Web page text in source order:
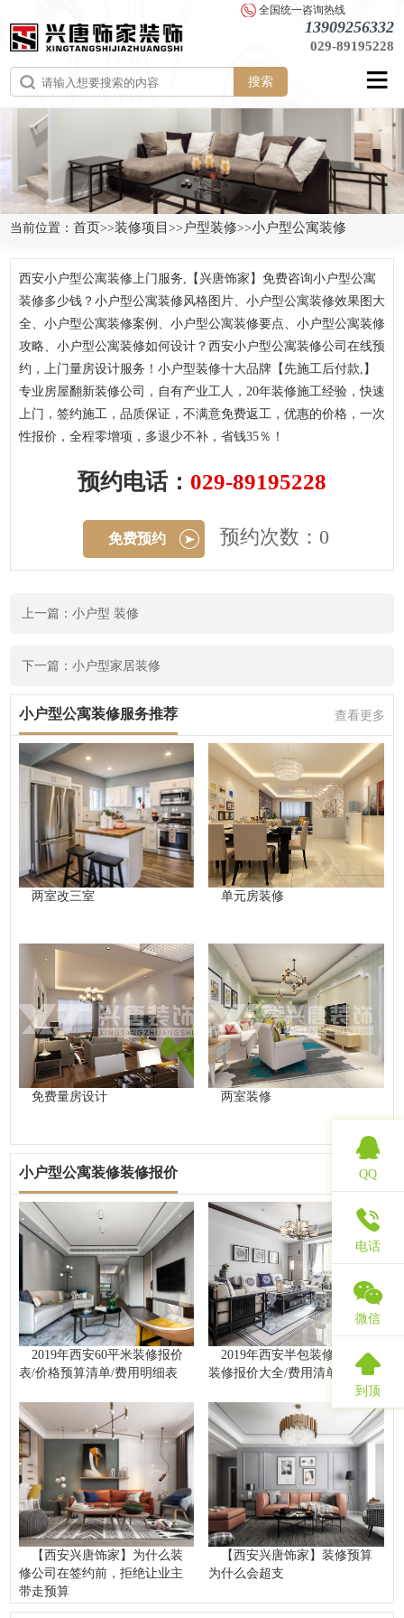
全国统一咨询热线
13909256332
029-89195228
搜索
当前位置：首页>>装修项目>> 户型装修>>小户型公寓装修
西安小户型公寓装修上门服务,【兴唐饰家】免费咨询小户型公寓
装修多少钱？小户型公寓装修风格图片、小户型公寓装修效果图大
全、小户型公寓装修案例、小户型公寓装修要点、小户型公寓装修
攻略、小户型公寓装修如何设计？西安小户型公寓装修公司在线预
约，上门量房设计服务！小户型装修十大品牌【先施工后付款,】
专业房屋翻新装修公司，自有产业工人，20年装修施工经验，快速
上门，签约施工，品质保证，不满意免费返工，优惠的价格，一次
性报价，全程零增项，多退少不补，省钱35％！
预约电话： 029-89195228
免费预约 预约次数：0
上一篇：小户型 装修
下一篇：小户型家居装修
小户型公寓装修服务推荐 查看更多
两室改三室 单元房装修
免费量房设计 两室装修
小户型公寓装修装修报价 查看更多
2019年西安60平米装修报价
表/价格预算清单/费用明细表
2019年西安半包装修预算表/
装修报价大全/费用清单汇总
【西安兴唐饰家】为什么装
修公司在签约前，拒绝让业主
带走预算
【西安兴唐饰家】装修预算
为什么会超支
QQ
电话
微信
到顶